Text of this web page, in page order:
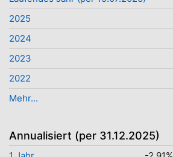
2025
2024
2023
2022
Mehr...
Annualisiert (per 31.12.2025)